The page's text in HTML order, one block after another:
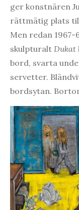
ger konstnären
rättmätig plats
Men redan
skulpturalt Dukat
bord, svarta
servetter.
bordsytan.